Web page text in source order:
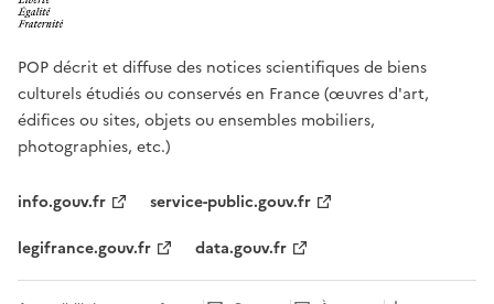
POP décrit et diffuse des notices scientifiques de biens
culturels étudiés ou conservés en France (œuvres d'art,
édifices ou sites, objets ou ensembles mobiliers,
photographies, etc.)
info.gouv.fr
service-public.gouv.fr
legifrance.gouv.fr
data.gouv.fr